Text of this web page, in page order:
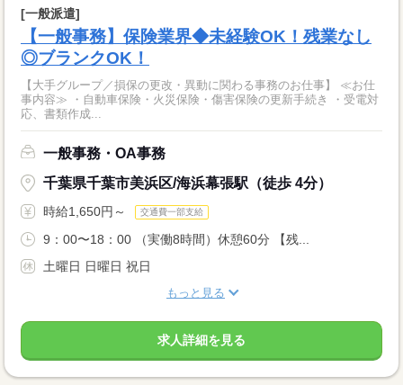
[一般派遣]
【一般事務】保険業界◆未経験OK！残業なし
◎ブランクOK！
【大手グループ／損保の更改・異動に関わる事務のお仕事】 ≪お仕
事内容≫ ・自動車保険・火災保険・傷害保険の更新手続き ・受電対
応、書類作成...
一般事務・OA事務
千葉県千葉市美浜区/海浜幕張駅（徒歩 4分）
時給1,650円～ 交通費一部支給
9：00〜18：00 （実働8時間）休憩60分 【残...
土曜日 日曜日 祝日
もっと見る
求人詳細を見る